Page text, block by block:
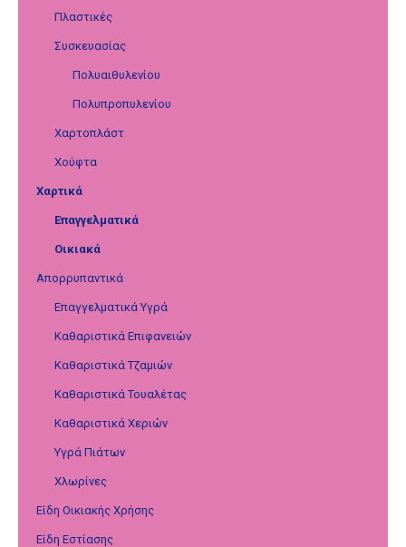
Πλαστικές
Συσκευασίας
Πολυαιθυλενίου
Πολυπροπυλενίου
Χαρτοπλάστ
Χούφτα
Χαρτικά
Επαγγελματικά
Οικιακά
Απορρυπαντικά
Επαγγελματικά Υγρά
Καθαριστικά Επιφανειών
Καθαριστικά Τζαμιών
Καθαριστικά Τουαλέτας
Καθαριστικά Χεριών
Υγρά Πιάτων
Χλωρίνες
Είδη Οικιακής Χρήσης
Είδη Εστίασης